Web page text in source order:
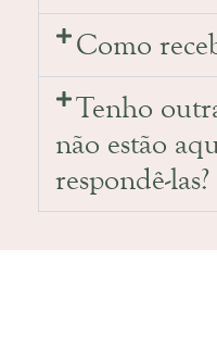
Como
Tenho
não estão
respondê-las?